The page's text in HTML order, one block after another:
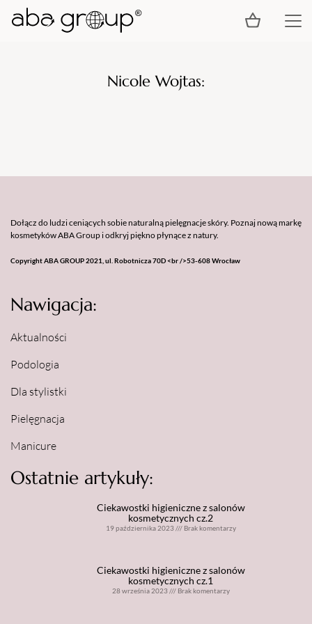
Nicole Wojtas:
Dołącz do ludzi ceniących sobie naturalną pielęgnacje skóry. Poznaj nową markę
kosmetyków ABA Group i odkryj piękno płynące z natury.
Copyright ABA GROUP 2021, ul. Robotnicza 70D <br />53-608 Wrocław
Nawigacja:
Aktualności
Podologia
Dla stylistki
Pielęgnacja
Manicure
Ostatnie artykuły:
Ciekawostki higieniczne z salonów
kosmetycznych cz.2
19 października 2023/// Brak komentarzy
Ciekawostki higieniczne z salonów
kosmetycznych cz.1
28 września 2023/// Brak komentarzy